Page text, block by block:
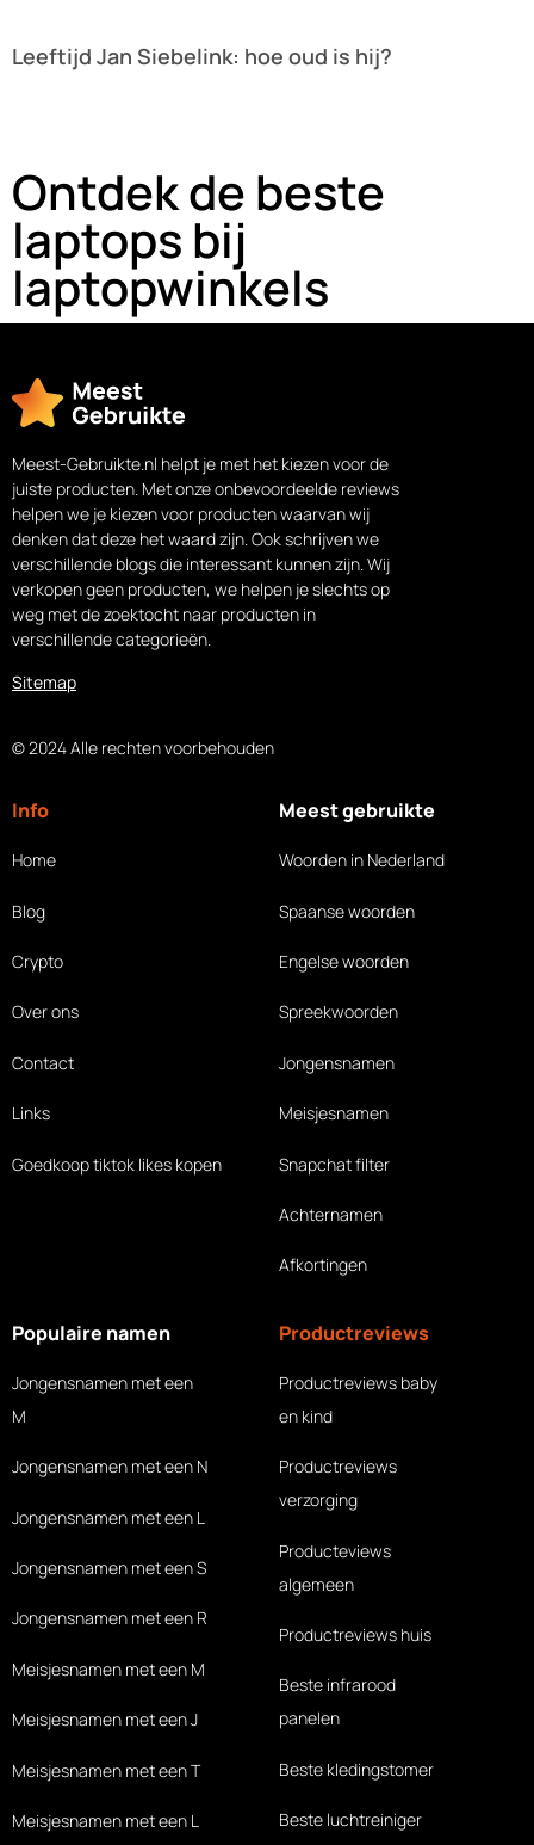
Leeftijd Jan Siebelink: hoe oud is hij?
Ontdek de beste
laptops bij
laptopwinkels
Meest-Gebruikte.nl helpt je met het kiezen voor de
juiste producten. Met onze onbevoordeelde reviews
helpen we je kiezen voor producten waarvan wij
denken dat deze het waard zijn. Ook schrijven we
verschillende blogs die interessant kunnen zijn. Wij
verkopen geen producten, we helpen je slechts op
weg met de zoektocht naar producten in
verschillende categorieën.
Sitemap
© 2024 Alle rechten voorbehouden
Info
Home
Blog
Crypto
Over ons
Contact
Links
Goedkoop tiktok likes kopen
Meest gebruikte
Woorden in Nederland
Spaanse woorden
Engelse woorden
Spreekwoorden
Jongensnamen
Meisjesnamen
Snapchat filter
Achternamen
Afkortingen
Populaire namen
Jongensnamen met een
M
Jongensnamen met een N
Jongensnamen met een L
Jongensnamen met een S
Jongensnamen met een R
Meisjesnamen met een M
Meisjesnamen met een J
Meisjesnamen met een T
Meisjesnamen met een L
Productreviews
Productreviews baby
en kind
Productreviews
verzorging
Producteviews
algemeen
Productreviews huis
Beste infrarood
panelen
Beste kledingstomer
Beste luchtreiniger